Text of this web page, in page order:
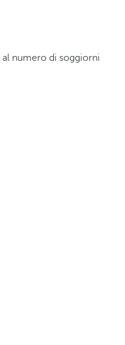
al numero di soggiorni